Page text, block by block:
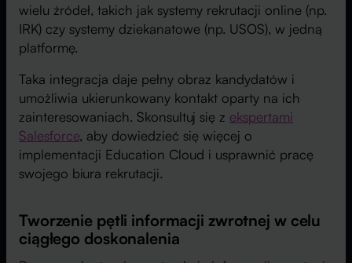
wielu źródeł, takich jak systemy rekrutacji online (np.
IRK) czy systemy dziekanatowe (np. USOS), w jedną
platformę.
Taka integracja daje pełny obraz kandydatów i
umożliwia ukierunkowany kontakt oparty na ich
zainteresowaniach. Skonsultuj się z ekspertami
Salesforce, aby dowiedzieć się więcej o
implementacji Education Cloud i usprawnić pracę
swojego biura rekrutacji.
Tworzenie pętli informacji zwrotnej w celu
ciągłego doskonalenia